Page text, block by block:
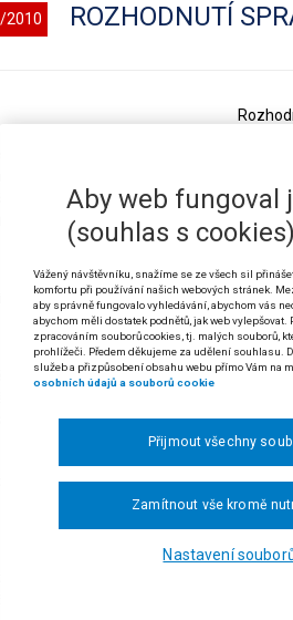
2010 ROZHODNUTÍ
v daňovém řízení nebo v řízení
nebo pro uložení sankce za
nemusí ve svých rozhodnutích
plně postačuje, pokud lze otázku,
rozsudku Nejvyššího správního soudu ze dne
č. 1851/2009 Sb. NSS.
správní soudrozhodl v senátu složeném
Ph.D. v právní věci žalobce:
4, Brno, v řízení o kasační stížnosti
Krajského soudu v Brně ze dne 3.
ze dne 16. 9. 2008, č. j. 15792/
4. 2008, č. j. 117676/08/288914/9900,
Aby web fungoval
(souhlas s cookies)
Vážený návštěvníku, snažíme se ze všech sil
komfortu při používání našich webových stránek.
aby správně fungovalo vyhledávání, abychom vás
abychom měli dostatek podnětů, jak web
zpracováním souborů cookies, tj. malých souborů,
prohlížeči. Předem děkujeme za udělení souhlasu.
služeb a přizpůsobení obsahu webu přímo Vám na
osobních údajů a souborů cookie
Nastavení
Zamítnout vše kromě
Přijmout všechny